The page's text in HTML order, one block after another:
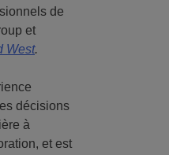
de
et
West.
décisions
à
et est